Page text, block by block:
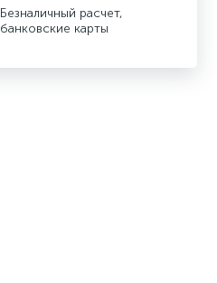
Безналичный расчет,
банковские карты